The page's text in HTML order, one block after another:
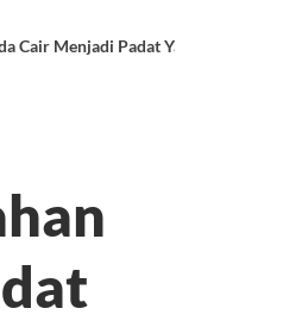
Cair Menjadi Padat Yaitu Peristiwa?